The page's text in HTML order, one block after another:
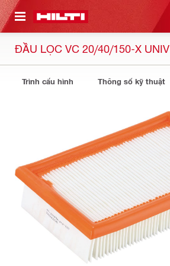
NỘI DUNG CHÍNH
ĐẦU LỌC VC 20/40/150-X UNIV
Trình cấu hình Thông số kỹ thuật